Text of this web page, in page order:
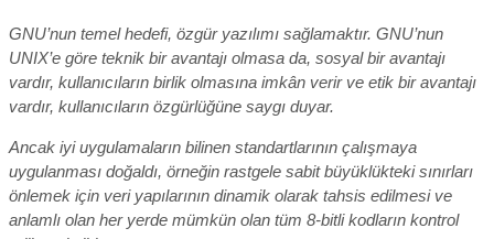
GNU’nun temel hedefi, özgür yazılımı sağlamaktır. GNU’nun
UNIX’e göre teknik bir avantajı olmasa da, sosyal bir avantajı
vardır, kullanıcıların birlik olmasına imkân verir ve etik bir avantajı
vardır, kullanıcıların özgürlüğüne saygı duyar.
Ancak iyi uygulamaların bilinen standartlarının çalışmaya
uygulanması doğaldı, örneğin rastgele sabit büyüklükteki sınırları
önlemek için veri yapılarının dinamik olarak tahsis edilmesi ve
anlamlı olan her yerde mümkün olan tüm 8-bitli kodların kontrol